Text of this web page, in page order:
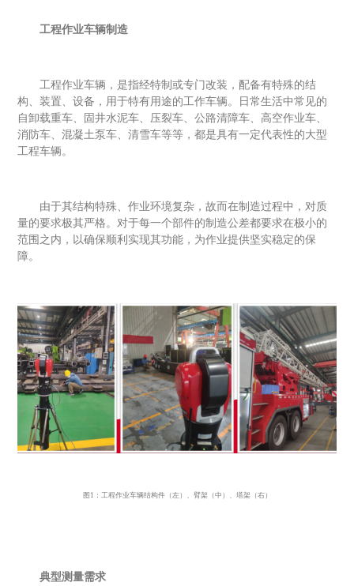
工程作业车辆制造
工程作业车辆，是指经特制或专门改装，配备有特殊的结
构、装置、设备，用于特有用途的工作车辆。日常生活中常见的
自卸载重车、固井水泥车、压裂车、公路清障车、高空作业车、
消防车、混凝土泵车、清雪车等等，都是具有一定代表性的大型
工程车辆。
由于其结构特殊、作业环境复杂，故而在制造过程中，对质
量的要求极其严格。对于每一个部件的制造公差都要求在极小的
范围之内，以确保顺利实现其功能，为作业提供坚实稳定的保
障。
图 1：工程作业车辆结构件（左）、臂架（中）、塔架（右）
典型测量需求